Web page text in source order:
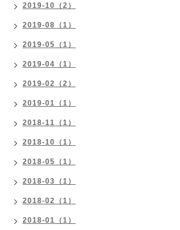
2019-10（2）
2019-08（1）
2019-05（1）
2019-04（1）
2019-02（2）
2019-01（1）
2018-11（1）
2018-10（1）
2018-05（1）
2018-03（1）
2018-02（1）
2018-01（1）